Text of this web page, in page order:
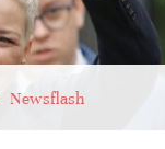
Newsflash